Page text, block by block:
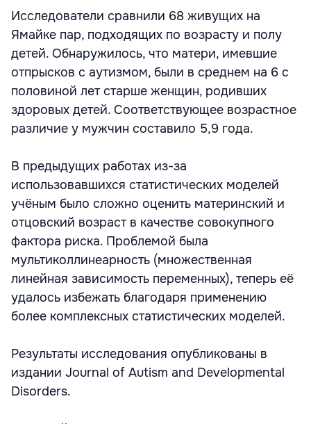
Исследователи сравнили 68 живущих на
Ямайке пар, подходящих по возрасту и полу
детей. Обнаружилось, что матери, имевшие
отпрысков с аутизмом, были в среднем на 6 с
половиной лет старше женщин, родивших
здоровых детей. Соответствующее возрастное
различие у мужчин составило 5,9 года.
В предыдущих работах из-за
использовавшихся статистических моделей
учёным было сложно оценить материнский и
отцовский возраст в качестве совокупного
фактора риска. Проблемой была
мультиколлинеарность (множественная
линейная зависимость переменных), теперь её
удалось избежать благодаря применению
более комплексных статистических моделей.
Результаты исследования опубликованы в
издании Journal of Autism and Developmental
Disorders.